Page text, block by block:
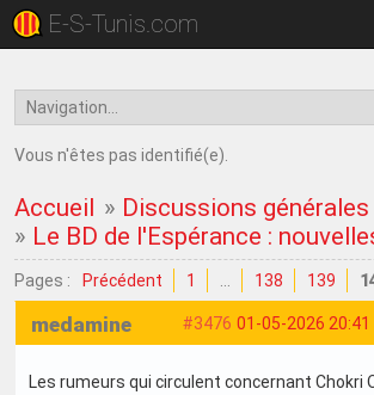
E-S-Tunis.com
Vous n'êtes pas identifié(e).
Accueil » Discussions
» Le BD de l'Espérance :
Pages : Précédent 1 138 139
#3476 01-05-2026 20:41
medamine
Les rumeurs qui circulent concernant Chokri